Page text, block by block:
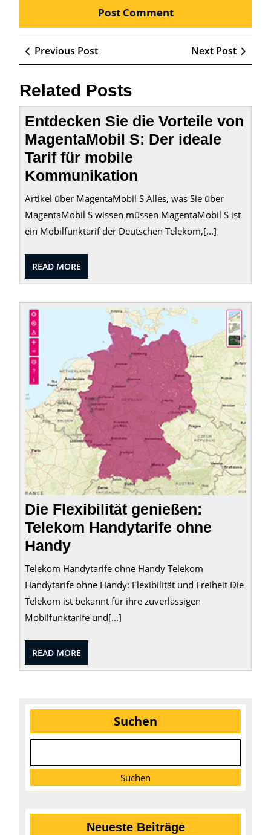
Beitragsnavigation
Previous PostPrevious
Post
Next Post
Next
Post
Related Posts
Entdecken Sie die Vorteile von
MagentaMobil S: Der ideale
Tarif für mobile
Kommunikation
Artikel über MagentaMobil S Alles, was Sie über
MagentaMobil S wissen müssen MagentaMobil S ist
ein Mobilfunktarif der Deutschen Telekom,[...]
READ MORE
MORE
ohne
Die Flexibilität genießen:
Telekom Handytarife ohne
Handy
Telekom Handytarife ohne Handy Telekom
Handytarife ohne Handy: Flexibilität und Freiheit Die
Telekom ist bekannt für ihre zuverlässigen
Mobilfunktarife und[...]
READ MORE
MORE
Suchen
Suchen
Neueste Beiträge